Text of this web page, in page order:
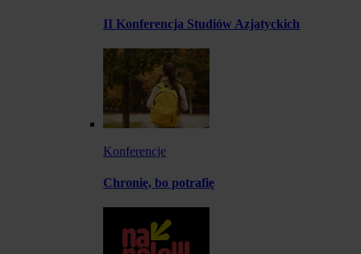
II Konferencja Studiów Azjatyckich
Konferencje
Chronię, bo potrafię